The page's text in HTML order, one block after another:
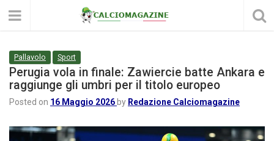
Pallavolo Sport
Perugia vola in finale: Zawiercie batte Ankara e
raggiunge gli umbri per il titolo europeo
Posted on 16 Maggio 2026 by Redazione Calciomagazine